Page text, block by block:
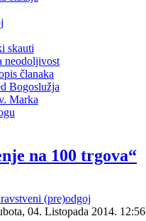
skauti
neodoljivost
članaka
Bogoslužja
Marka
na 100 trgova“
(pre)odgoj
04. Listopada 2014. 12:56